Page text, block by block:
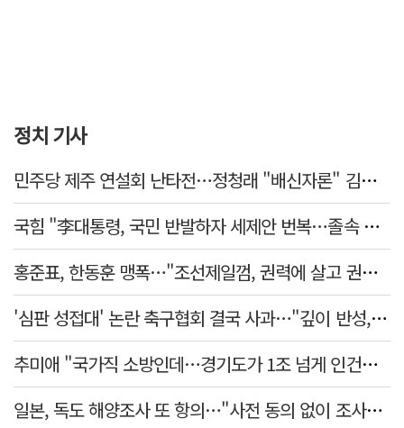
정치 기사
민주당 제주 연설회 난타전…정청래 "배신자론" 김민석 "관리 무능"
국힘 "李대통령, 국민 반발하자 세제안 번복…졸속 국정 즉각 중단"
홍준표, 한동훈 맹폭…"조선제일껌, 권력에 살고 권력에 죽었다"
'심판 성접대' 논란 축구협회 결국 사과…"깊이 반성, 쇄신하겠다"
추미애 "국가직 소방인데…경기도가 1조 넘게 인건비 대납"
일본, 독도 해양조사 또 항의…"사전 동의 없이 조사" 주장